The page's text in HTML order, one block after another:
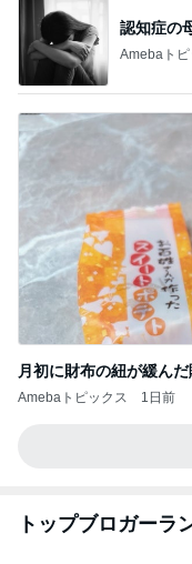
認知症の
Amebaトピ
月初に財布の紐が緩ん
Amebaトピックス 1日前
トップブロガーラ